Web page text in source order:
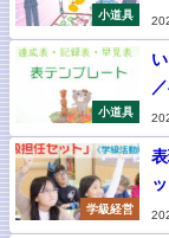
小道具
小道具
学級経営